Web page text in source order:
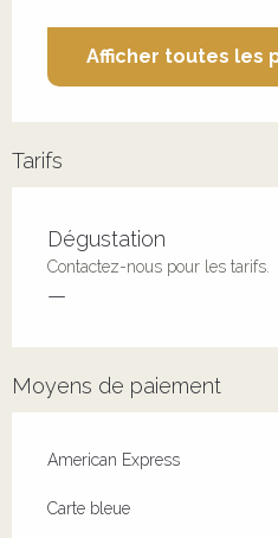
Afficher toutes les
Tarifs
Tarifs 2026
Dégustation
Contactez-nous pour les tarifs.
—
Moyens de paiement
American Express
Carte bleue